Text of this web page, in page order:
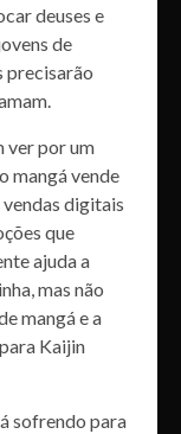
deuses e
de
precisarão
ver por um
mangá vende
vendas digitais
que
ajuda a
mas não
mangá e a
Kaijin
sofrendo para